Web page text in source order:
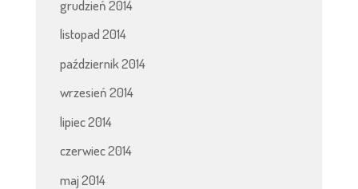
grudzień 2014
listopad 2014
październik 2014
wrzesień 2014
lipiec 2014
czerwiec 2014
maj 2014